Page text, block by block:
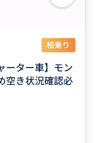
相乗り
ーター車】モン
空き状況確認必